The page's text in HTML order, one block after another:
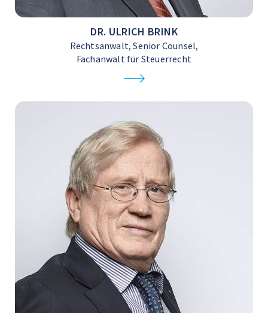
DR. ULRICH BRINK
Rechtsanwalt, Senior Counsel,
Fachanwalt für Steuerrecht